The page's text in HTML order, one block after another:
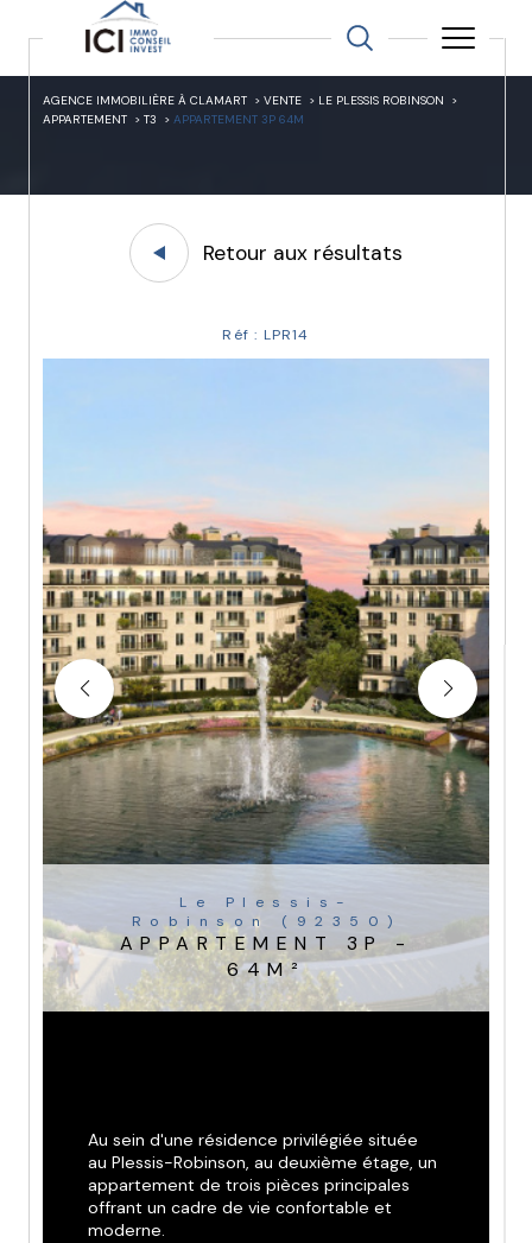
AGENCE IMMOBILIÈRE À CLAMART VENTE
LE PLESSIS ROBINSON
APPARTEMENT
T3 APPARTEMENT 3P 64M
Retour aux résultats
Réf : LPR14
Le Plessis-
Robinson (92350)
APPARTEMENT 3P -
64M²
Au sein d'une résidence privilégiée située
au Plessis-Robinson, au deuxième étage, un
appartement de trois pièces principales
offrant un cadre de vie confortable et
moderne.